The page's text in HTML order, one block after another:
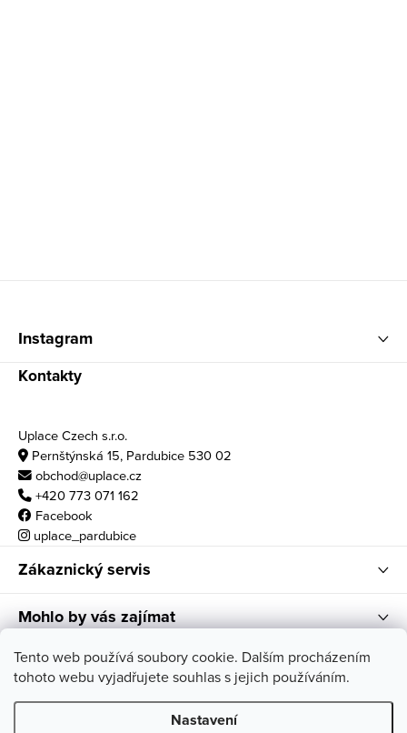
Tento web používá soubory cookie. Dalším procházením
tohoto webu vyjadřujete souhlas s jejich používáním.
Nastavení
Instagram
Kontakty
Uplace Czech s.r.o.
Pernštýnská 15, Pardubice 530 02
obchod@uplace.cz
+420 773 071 162
Facebook
uplace_pardubice
Zákaznický servis
Mohlo by vás zajímat
Otvírací doba